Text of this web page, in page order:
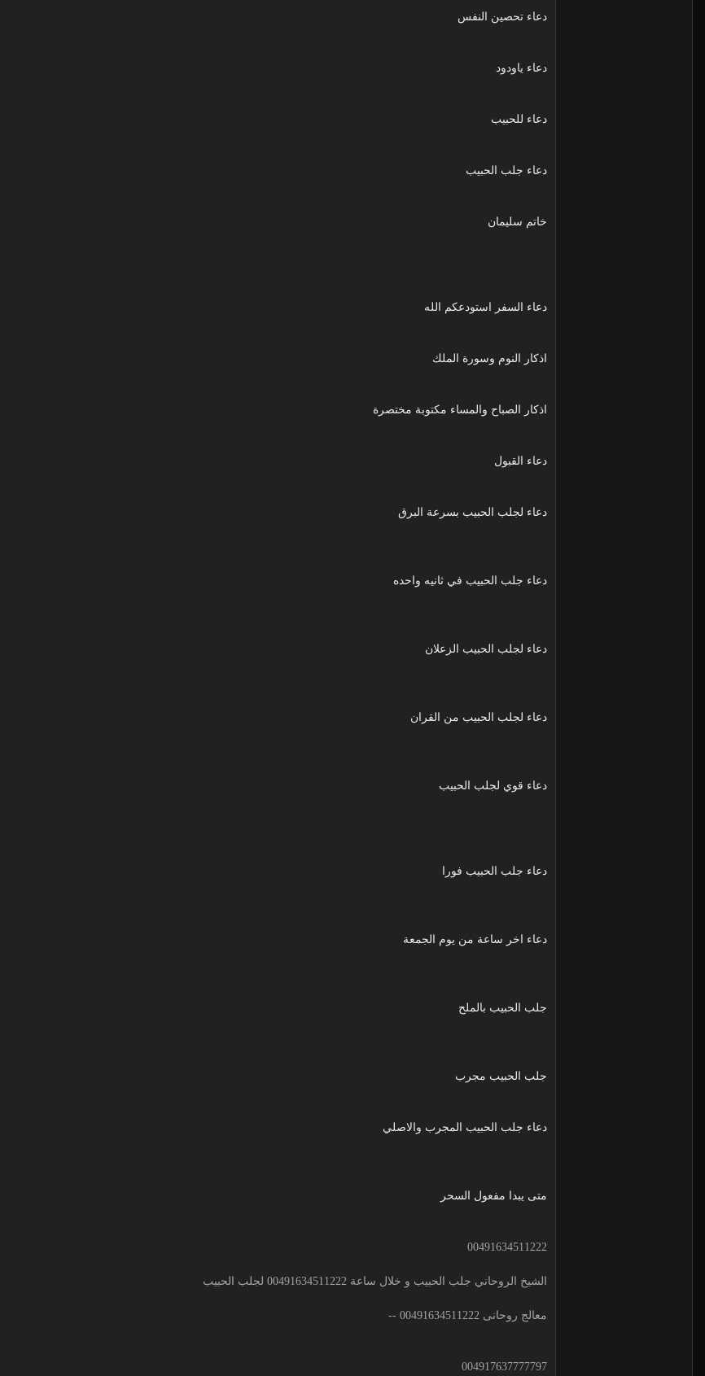
دعاء تحصين النفس
دعاء ياودود
دعاء للحبيب
دعاء جلب الحبيب
خاتم سليمان
دعاء السفر استودعكم الله
اذكار النوم وسورة الملك
اذكار الصباح والمساء مكتوبة مختصرة
دعاء القبول
دعاء لجلب الحبيب بسرعة البرق
دعاء جلب الحبيب في ثانيه واحده
دعاء لجلب الحبيب الزعلان
دعاء لجلب الحبيب من القران
دعاء قوي لجلب الحبيب
دعاء جلب الحبيب فورا
دعاء اخر ساعة من يوم الجمعة
جلب الحبيب بالملح
جلب الحبيب مجرب
دعاء جلب الحبيب المجرب والاصلي
متى يبدا مفعول السحر
00491634511222
الشيخ الروحاني جلب الحبيب و خلال ساعة 00491634511222 لجلب الحبيب
معالج روحانى 00491634511222 --
004917637777797